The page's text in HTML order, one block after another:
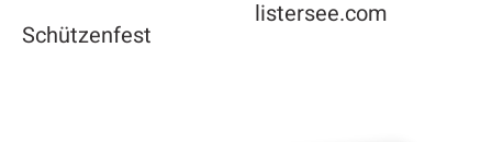
Schützenfest
listersee.com